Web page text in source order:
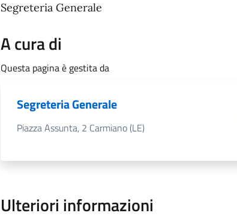
Segreteria Generale
A cura di
Questa pagina è gestita da
Segreteria Generale
Piazza Assunta, 2 Carmiano (LE)
Ulteriori informazioni